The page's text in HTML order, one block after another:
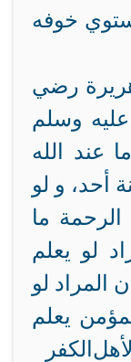
خوفه
رضي
عليه وسلم
عند الله
أحد، و لو
الرحمة ما
لو يعلم
المراد لو
يعلم
الكفر